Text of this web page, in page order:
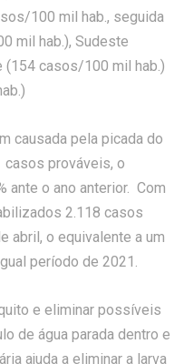
100 mil hab., seguida
mil hab.), Sudeste
(154 casos/100 mil hab.)
causada pela picada do
casos prováveis, o
ante o ano anterior. Com
2.118 casos
abril, o equivalente a um
período de 2021.
e eliminar possíveis
de água parada dentro e
ajuda a eliminar a larva